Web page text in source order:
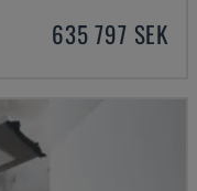
635 797 SEK